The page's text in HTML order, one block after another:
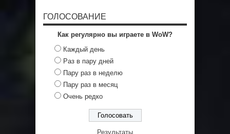
ГОЛОСОВАНИЕ
Как регулярно вы играете в WoW?
Каждый день
Раз в пару дней
Пару раз в неделю
Пару раз в месяц
Очень редко
Результаты